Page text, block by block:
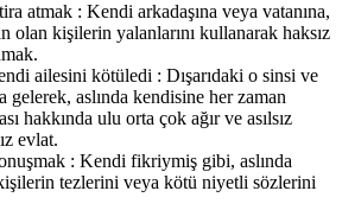
atmak : Kendi arkadaşına veya vatanına,
olan kişilerin yalanlarını kullanarak haksız
ailesini kötüledi : Dışarıdaki o sinsi ve
gelerek, aslında kendisine her zaman
hakkında ulu orta çok ağır ve asılsız
evlat.
: Kendi fikriymiş gibi, aslında
tezlerini veya kötü niyetli sözlerini